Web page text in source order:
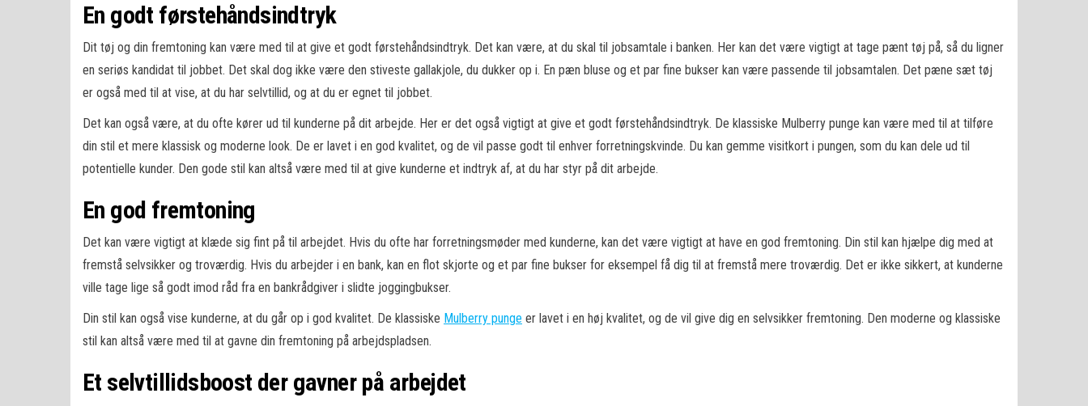
En godt førstehåndsindtryk
Dit tøj og din fremtoning kan være med til at give et godt førstehåndsindtryk. Det kan være, at du skal til jobsamtale i banken. Her kan det være vigtigt at tage pænt tøj på, så du ligner
en seriøs kandidat til jobbet. Det skal dog ikke være den stiveste gallakjole, du dukker op i. En pæn bluse og et par fine bukser kan være passende til jobsamtalen. Det pæne sæt tøj
er også med til at vise, at du har selvtillid, og at du er egnet til jobbet.
Det kan også være, at du ofte kører ud til kunderne på dit arbejde. Her er det også vigtigt at give et godt førstehåndsindtryk. De klassiske Mulberry punge kan være med til at tilføre
din stil et mere klassisk og moderne look. De er lavet i en god kvalitet, og de vil passe godt til enhver forretningskvinde. Du kan gemme visitkort i pungen, som du kan dele ud til
potentielle kunder. Den gode stil kan altså være med til at give kunderne et indtryk af, at du har styr på dit arbejde.
En god fremtoning
Det kan være vigtigt at klæde sig fint på til arbejdet. Hvis du ofte har forretningsmøder med kunderne, kan det være vigtigt at have en god fremtoning. Din stil kan hjælpe dig med at
fremstå selvsikker og troværdig. Hvis du arbejder i en bank, kan en flot skjorte og et par fine bukser for eksempel få dig til at fremstå mere troværdig. Det er ikke sikkert, at kunderne
ville tage lige så godt imod råd fra en bankrådgiver i slidte joggingbukser.
Din stil kan også vise kunderne, at du går op i god kvalitet. De klassiske Mulberry punge er lavet i en høj kvalitet, og de vil give dig en selvsikker fremtoning. Den moderne og klassiske
stil kan altså være med til at gavne din fremtoning på arbejdspladsen.
Et selvtillidsboost der gavner på arbejdet